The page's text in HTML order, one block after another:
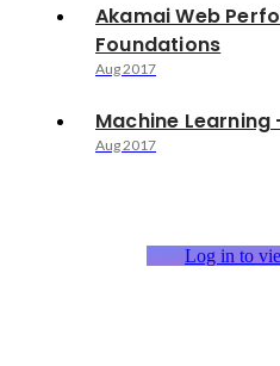
Akamai Web
Foundations
Aug 2017
Machine Learning
Aug 2017
Log in to